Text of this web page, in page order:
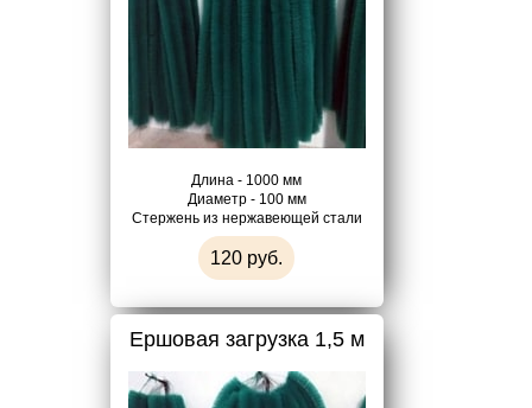
Длина - 1000 мм
Диаметр - 100 мм
Стержень из нержавеющей стали
120 руб.
Ершовая загрузка 1,5 м